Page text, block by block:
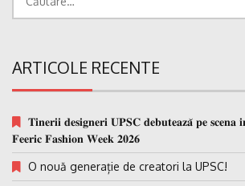
după:
ARTICOLE RECENTE
𝐓𝐢𝐧𝐞𝐫𝐢𝐢 𝐝𝐞𝐬𝐢𝐠𝐧𝐞𝐫𝐢 𝐔𝐏𝐒𝐂 𝐝𝐞𝐛𝐮𝐭𝐞𝐚𝐳𝐚̆ 𝐩𝐞 𝐬𝐜𝐞𝐧𝐚
𝐅𝐞𝐞𝐫𝐢𝐜 𝐅𝐚𝐬𝐡𝐢𝐨𝐧 𝐖𝐞𝐞𝐤 𝟐𝟎𝟐𝟔
O nouă generație de creatori la UPSC!